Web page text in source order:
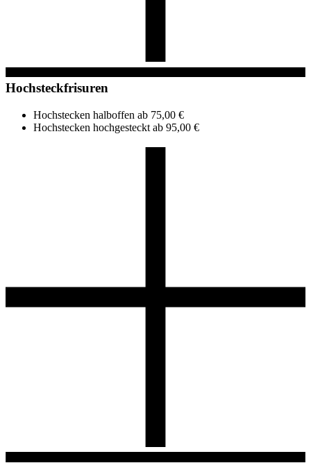
Hochsteckfrisuren
Hochstecken halboffen ab 75,00 €
Hochstecken hochgesteckt ab 95,00 €